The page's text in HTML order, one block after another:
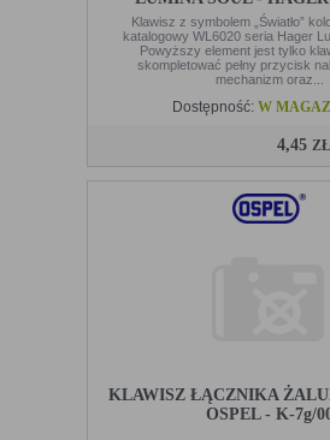
Klawisz z symbolem „Światło”
katalogowy WL6020 seria Hager
Powyższy element jest tylko
skompletować pełny przycisk
mechanizm oraz...
Dostępność: W
4,45 ZŁ
KLAWISZ ŁĄCZNIKA
OSPEL - K-7g/